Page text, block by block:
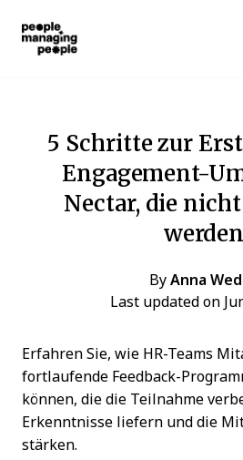
5 Schritte zur
Engagement-
Nectar, die
werden
By Anna
Last updated on
Erfahren Sie, wie HR-Teams
fortlaufende Feedback-
können, die die Teilnahme
Erkenntnisse liefern und die
stärken.